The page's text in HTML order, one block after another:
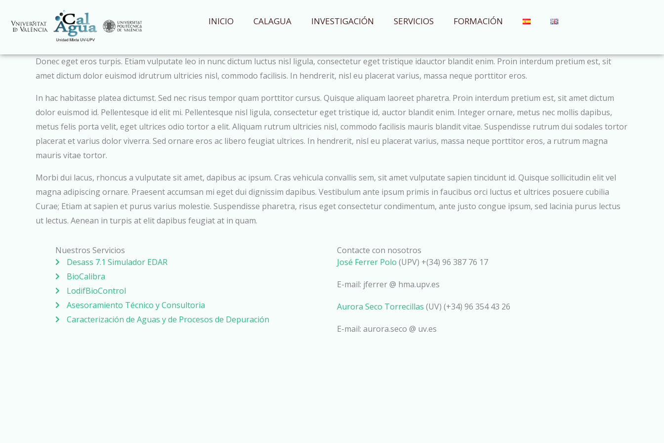
contenido
INICIO CALAGUA INVESTIGACIÓN SERVICIOS FORMACIÓN
Donec eget eros turpis. Etiam vulputate leo in nunc dictum luctus nisl ligula, consectetur eget tristique idauctor blandit enim. Proin interdum pretium est, sit
amet dictum dolor euismod idrutrum ultricies nisl, commodo facilisis. In hendrerit, nisl eu placerat varius, massa neque porttitor eros.
In hac habitasse platea dictumst. Sed nec risus tempor quam porttitor cursus. Quisque aliquam laoreet pharetra. Proin interdum pretium est, sit amet dictum
dolor euismod id. Pellentesque id elit mi. Pellentesque nisl ligula, consectetur eget tristique id, auctor blandit enim. Integer ornare, metus nec mollis dapibus,
metus felis porta velit, eget ultrices odio tortor a elit. Aliquam rutrum ultricies nisl, commodo facilisis mauris blandit vitae. Suspendisse rutrum dui sodales tortor
placerat et varius dolor viverra. Sed ornare eros ac libero feugiat ultrices. In hendrerit, nisl eu placerat varius, massa neque porttitor eros, a rutrum magna
mauris vitae tortor.
Morbi dui lacus, rhoncus a vulputate sit amet, dapibus ac ipsum. Cras vehicula convallis sem, sit amet vulputate sapien tincidunt id. Quisque sollicitudin elit vel
magna adipiscing ornare. Praesent accumsan mi eget dui dignissim dapibus. Vestibulum ante ipsum primis in faucibus orci luctus et ultrices posuere cubilia
Curae; Etiam at sapien et purus varius molestie. Suspendisse pharetra, risus eget consectetur condimentum, ante justo congue ipsum, sed lacinia purus lectus
ut lectus. Aenean in turpis at elit dapibus feugiat at in quam.
Nuestros Servicios
Desass 7.1 Simulador EDAR
BioCalibra
LodifBioControl
Asesoramiento Técnico y Consultoria
Caracterización de Aguas y de Procesos de Depuración
Contacte con nosotros
José Ferrer Polo (UPV) +(34) 96 387 76 17
E-mail: jferrer @ hma.upv.es
Aurora Seco Torrecillas (UV) (+34) 96 354 43 26
E-mail: aurora.seco @ uv.es